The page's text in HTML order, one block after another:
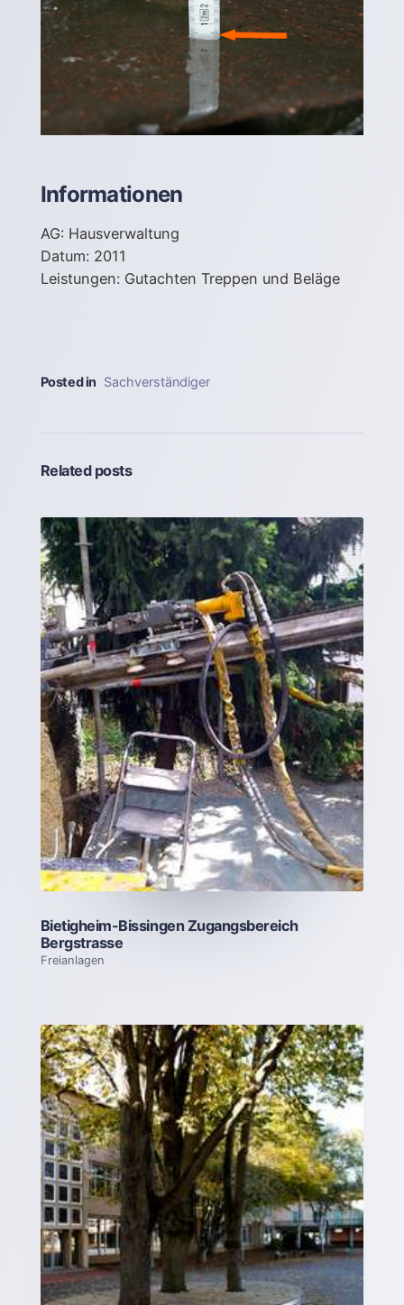
Informationen
AG: Hausverwaltung
Datum: 2011
Leistungen: Gutachten Treppen und Beläge
Posted in Sachverständiger
Related posts
Bietigheim-Bissingen Zugangsbereich
Bergstrasse
Freianlagen